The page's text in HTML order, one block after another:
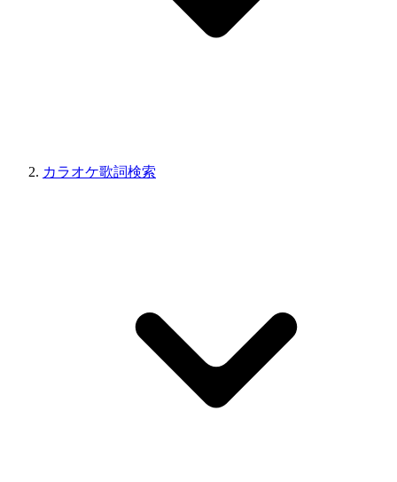
カラオケ歌詞検索